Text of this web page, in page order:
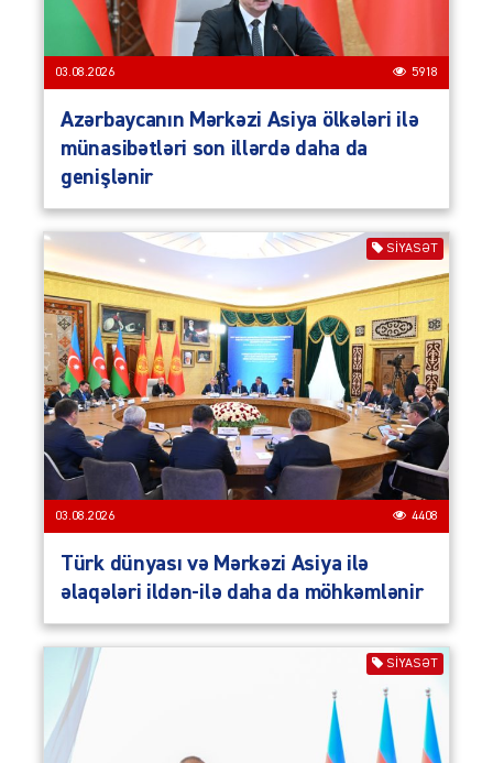
03.08.2026 5918
Azərbaycanın Mərkəzi Asiya ölkələri ilə
münasibətləri son illərdə daha da
genişlənir
SIYASƏT
03.08.2026 4408
Türk dünyası və Mərkəzi Asiya ilə
əlaqələri ildən-ilə daha da möhkəmlənir
SIYASƏT